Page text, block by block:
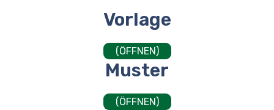
Vorlage
(ÖFFNEN)
Muster
(ÖFFNEN)